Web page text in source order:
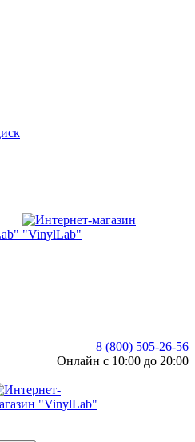
8 (800) 505-26-56
Онлайн с 10:00 до 20:00